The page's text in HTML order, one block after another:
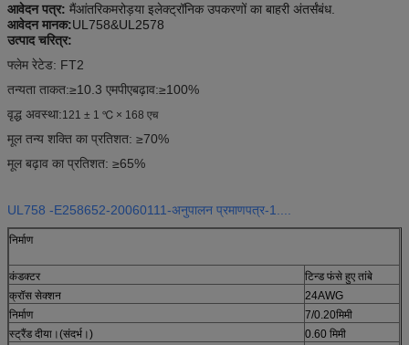
आवेदन पत्र: मैंआंतरिकमरोड़या इलेक्ट्रॉनिक उपकरणों का बाहरी अंतर्संबंध.
आवेदन मानक:UL758&UL2578
उत्पाद चरित्र:
फ्लेम रेटेड: FT2
तन्यता ताकत:≥10.3 एमपीएबढ़ाव:≥100%
वृद्ध अवस्था:121 ± 1 ℃ × 168 एच
मूल तन्य शक्ति का प्रतिशत: ≥70%
मूल बढ़ाव का प्रतिशत: ≥65%
UL758 -E258652-20060111-अनुपालन प्रमाणपत्र-1....
निर्माण
कंडक्टर
टिन्ड फंसे हुए तांबे
क्रॉस सेक्शन
24AWG
निर्माण
7/0.20मिमी
स्ट्रैंड दीया।(संदर्भ।)
0.60 मिमी